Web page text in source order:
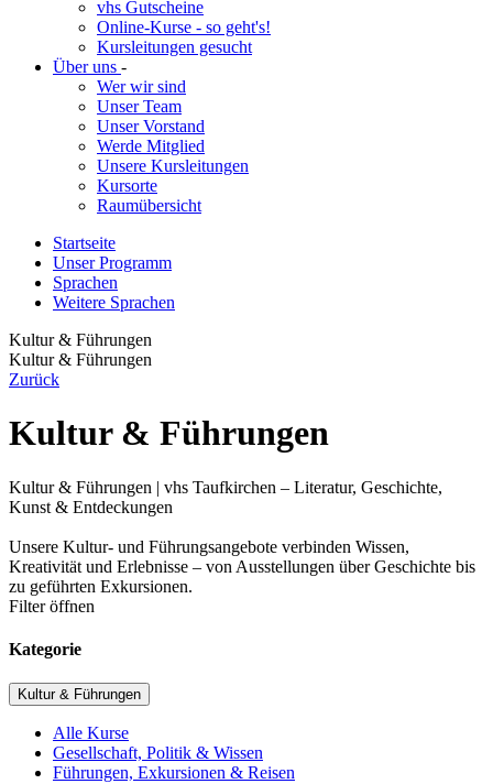
vhs Gutscheine
Online-Kurse - so geht's!
Kursleitungen gesucht
Über uns -
Wer wir sind
Unser Team
Unser Vorstand
Werde Mitglied
Unsere Kursleitungen
Kursorte
Raumübersicht
Startseite
Unser Programm
Sprachen
Weitere Sprachen
Kultur & Führungen
Kultur & Führungen
Zurück
Kultur & Führungen
Kultur & Führungen | vhs Taufkirchen – Literatur, Geschichte,
Kunst & Entdeckungen
Unsere Kultur- und Führungsangebote verbinden Wissen,
Kreativität und Erlebnisse – von Ausstellungen über Geschichte bis
zu geführten Exkursionen.
Filter öffnen
Kategorie
Kultur & Führungen
Alle Kurse
Gesellschaft, Politik & Wissen
Führungen, Exkursionen & Reisen